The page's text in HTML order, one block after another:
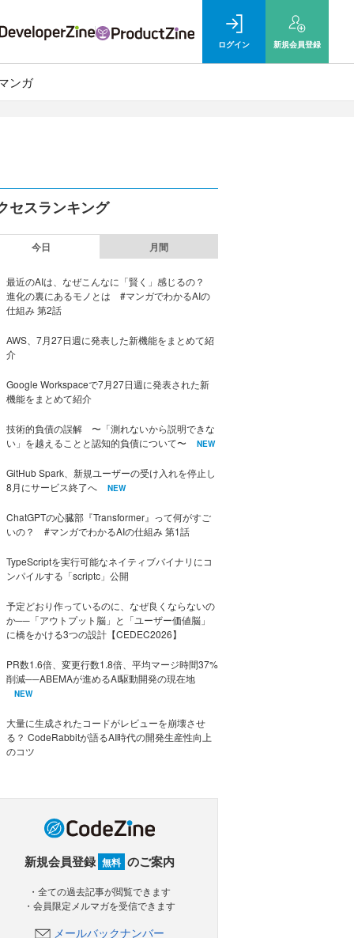
ログイン 新規会員登録
ンガ
セスランキング
今日 月間
最近のAIは、なぜこんなに「賢く」感じるの？
進化の裏にあるモノとは #マンガでわかるAIの
仕組み 第2話
AWS、7月27日週に発表した新機能をまとめて紹
介
Google Workspaceで7月27日週に発表された新
機能をまとめて紹介
技術的負債の誤解 〜「測れないから説明できな
い」を越えることと認知的負債について〜
NEW
GitHub Spark、新規ユーザーの受け入れを停止し
8月にサービス終了へ
NEW
ChatGPTの心臓部『Transformer』って何がすご
いの？ #マンガでわかるAIの仕組み 第1話
TypeScriptを実行可能なネイティブバイナリにコ
ンパイルする「scriptc」公開
予定どおり作っているのに、なぜ良くならないの
か──「アウトプット脳」と「ユーザー価値脳」
に橋をかける3つの設計【CEDEC2026】
PR数1.6倍、変更行数1.8倍、平均マージ時間37%
削減──ABEMAが進めるAI駆動開発の現在地
NEW
大量に生成されたコードがレビューを崩壊させ
る？ CodeRabbitが語るAI時代の開発生産性向上
のコツ
新規会員登録 無料 のご案内
・全ての過去記事が閲覧できます
・会員限定メルマガを受信できます
メールバックナンバー